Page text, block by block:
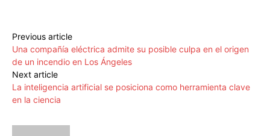
Previous article
Una compañía eléctrica admite su posible culpa en el origen
de un incendio en Los Ángeles
Next article
La inteligencia artificial se posiciona como herramienta clave
en la ciencia